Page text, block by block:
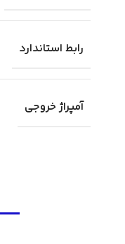
رابط استاندارد
آمپراژ خروجی